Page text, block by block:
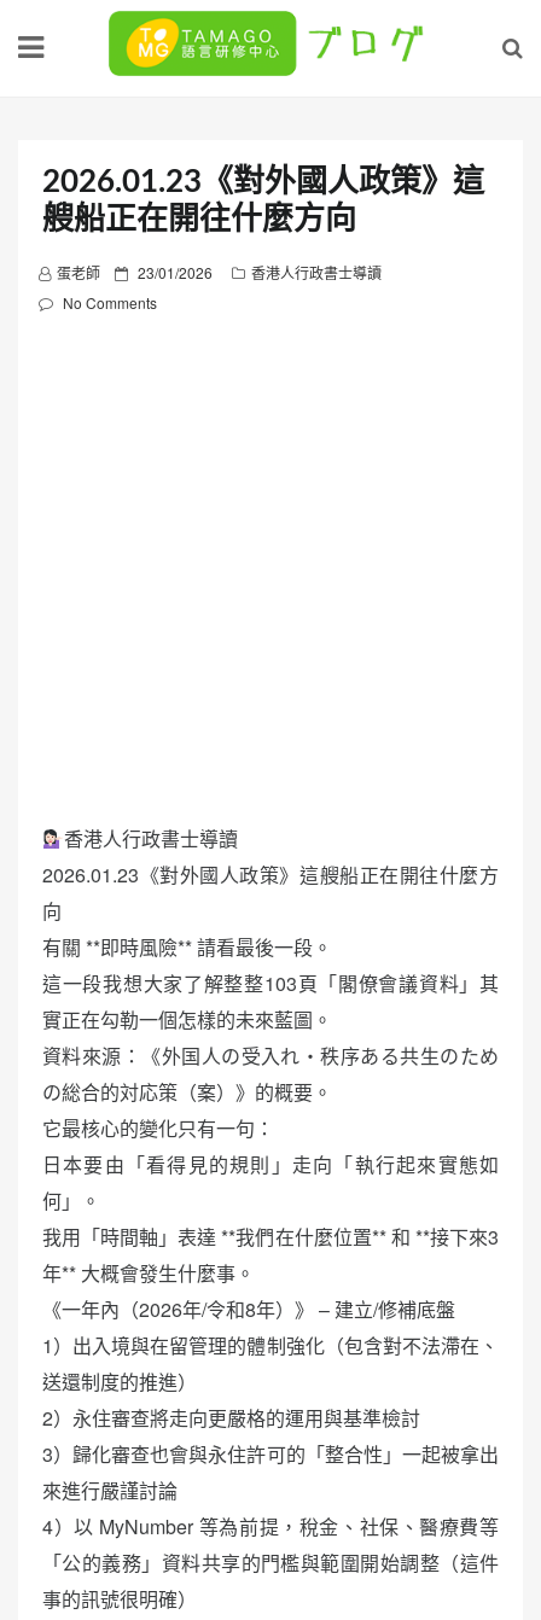
2026.01.23《對外國人政策》這
艘船正在開往什麼方向
蛋老師
P
o
23/01/2026
香港人行政書士導讀
No Comments
香港人行政書士導讀
2026.01.23《對外國人政策》這艘船正在開往什麼方
向
有關 **即時風險** 請看最後一段。
這一段我想大家了解整整103頁「閣僚會議資料」其
實正在勾勒一個怎樣的未來藍圖。
資料來源：《外国人の受入れ・秩序ある共生のため
の総合的対応策（案）》的概要。
它最核心的變化只有一句：
日本要由「看得見的規則」走向「執行起來實態如
何」。
我用「時間軸」表達 **我們在什麼位置** 和 **接下來3
年** 大概會發生什麼事。
《一年內（2026年/令和8年）》 – 建立/修補底盤
1）出入境與在留管理的體制強化（包含對不法滯在、
送還制度的推進）
2）永住審查將走向更嚴格的運用與基準檢討
3）歸化審查也會與永住許可的「整合性」一起被拿出
來進行嚴謹討論
4）以 MyNumber 等為前提，稅金、社保、醫療費等
「公的義務」資料共享的門檻與範圍開始調整（這件
事的訊號很明確）